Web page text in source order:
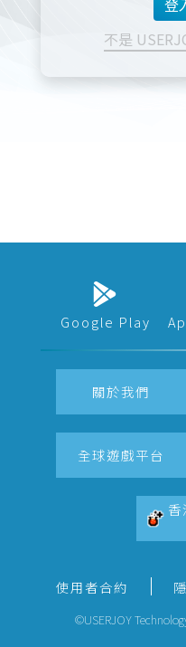
不是
Google Play
關於我們
全球遊戲平台
使用者合約
©USERJOY